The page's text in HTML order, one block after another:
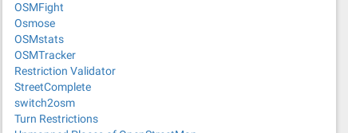
OSMFight
Osmose
OSMstats
OSMTracker
Restriction Validator
StreetComplete
switch2osm
Turn Restrictions